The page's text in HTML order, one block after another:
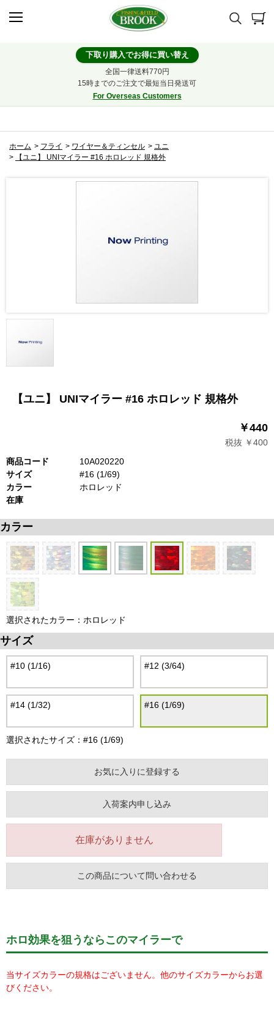
下取り購入でお得に買い替え
全国一律送料770円
15時までのご注文で最短当日発送可
For Overseas Customers
ホーム > フライ > ワイヤー＆ティンセル > ユニ
>
【ユニ】 UNIマイラー #16 ホロレッド 規格外
【ユニ】 UNIマイラー #16 ホロレッド 規格外
￥440
税抜 ￥400
商品コード
10A020220
サイズ
#16 (1/69)
カラー
ホロレッド
在庫
カラー
選択されたカラー：ホロレッド
サイズ
#10 (1/16) #12 (3/64)
#14 (1/32) #16 (1/69)
選択されたサイズ：#16 (1/69)
お気に入りに登録する
入荷案内申し込み
在庫がありません
この商品について問い合わせる
ホロ効果を狙うならこのマイラーで
当サイズカラーの規格はございません。他のサイズカラーからお選
びください。